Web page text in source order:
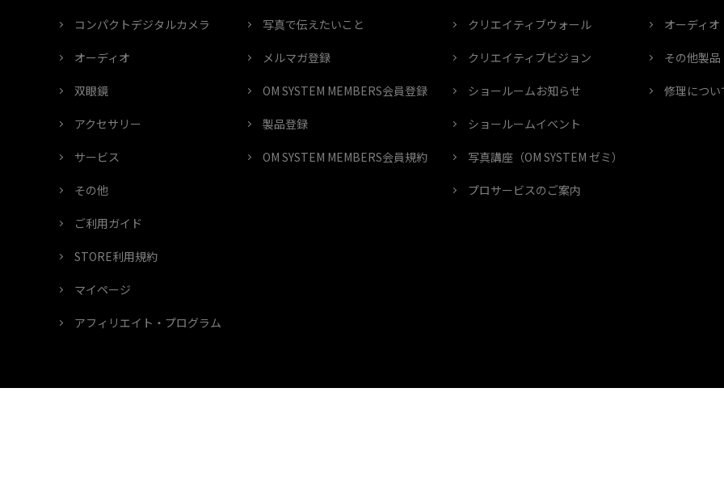
コンパクトデジタルカメラ
オーディオ
双眼鏡
アクセサリー
サービス
その他
ご利用ガイド
STORE利用規約
マイページ
アフィリエイト・プログラム
写真で伝えたいこと
メルマガ登録
OM SYSTEM MEMBERS会員登録
製品登録
OM SYSTEM MEMBERS会員規約
クリエイティブウォール
クリエイティブビジョン
ショールームお知らせ
ショールームイベント
写真講座（OM SYSTEM ゼミ）
プロサービスのご案内
オーディオ
その他製品
修理につい